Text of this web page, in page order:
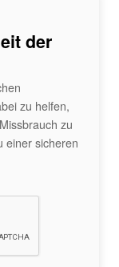
der
zu helfen,
zu
einer sicheren